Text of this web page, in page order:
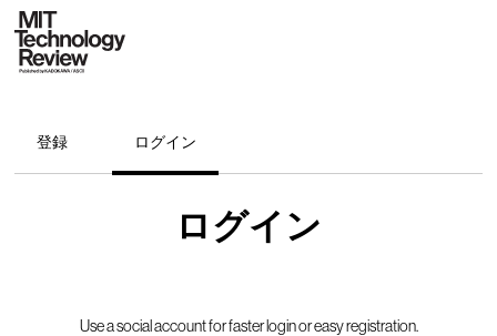
登録 ログイン
ログイン
Use a social account for faster login or easy registration.